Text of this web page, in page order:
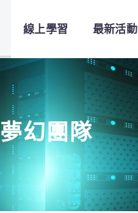
線上學習 最新活動
幻團隊